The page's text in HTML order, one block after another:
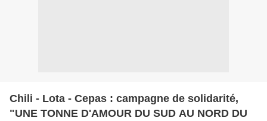
Chili - Lota - Cepas : campagne de solidarité,
"UNE TONNE D'AMOUR DU SUD AU NORD DU